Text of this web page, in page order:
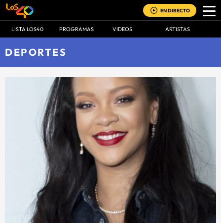
EN DIRECTO
LISTA LOS40 PROGRAMAS VIDEOS ARTISTAS
DEPORTES